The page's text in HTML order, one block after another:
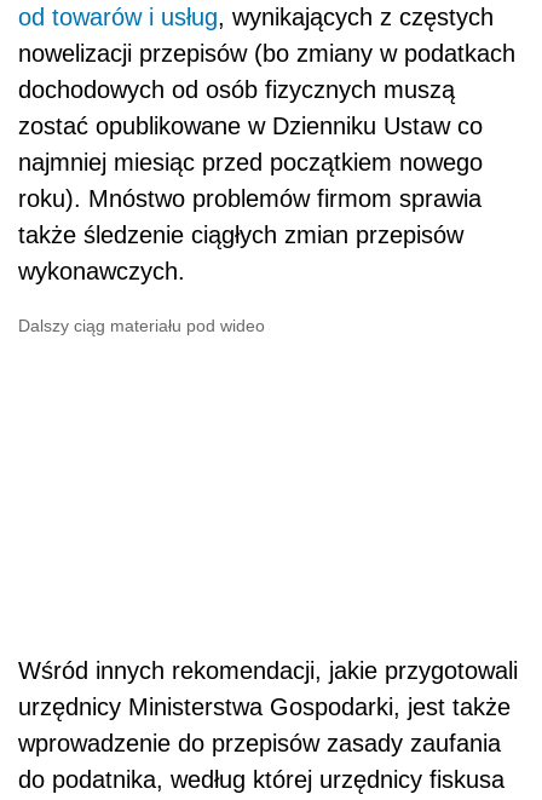
od towarów i usług, wynikających z częstych
nowelizacji przepisów (bo zmiany w podatkach
dochodowych od osób fizycznych muszą
zostać opublikowane w Dzienniku Ustaw co
najmniej miesiąc przed początkiem nowego
roku). Mnóstwo problemów firmom sprawia
także śledzenie ciągłych zmian przepisów
wykonawczych.
Dalszy ciąg materiału pod wideo
Wśród innych rekomendacji, jakie przygotowali
urzędnicy Ministerstwa Gospodarki, jest także
wprowadzenie do przepisów zasady zaufania
do podatnika, według której urzędnicy fiskusa